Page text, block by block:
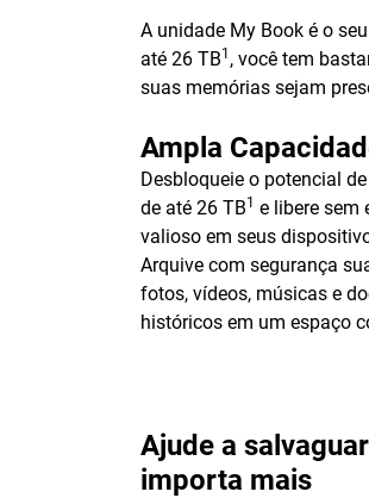
A unidade My Book é o
até 26 TB1 , você tem
suas memórias sejam
Ampla
Desbloqueie o potencial
de até 26 TB1 e libere sem
valioso em seus
Arquive com segurança
fotos, vídeos, músicas e
históricos em um espaço
Ajude a
importa mais